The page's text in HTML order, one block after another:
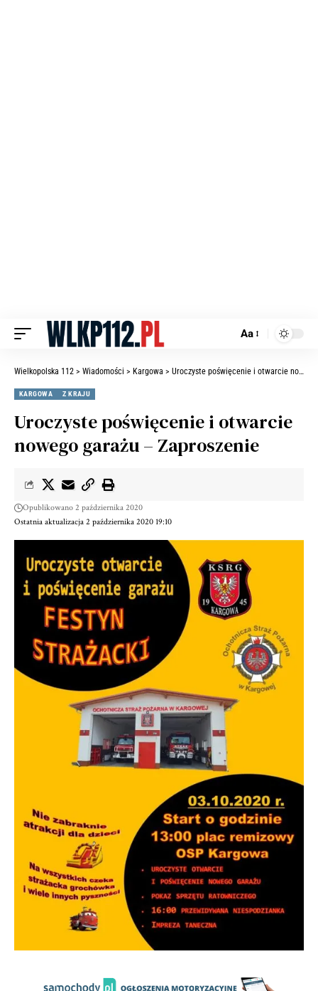
Aa
Wielkopolska 112 > Wiadomości > Kargowa > Uroczyste poświęcenie i otwarcie nowego garażu – Zaproszenie
KARGOWA Z KRAJU
Uroczyste poświęcenie i otwarcie
nowego garażu – Zaproszenie
Ostatnia aktualizacja 2 października 2020 19:10
Opublikowano 2 października 2020